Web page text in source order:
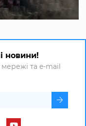
новини!
мережі та e-mail